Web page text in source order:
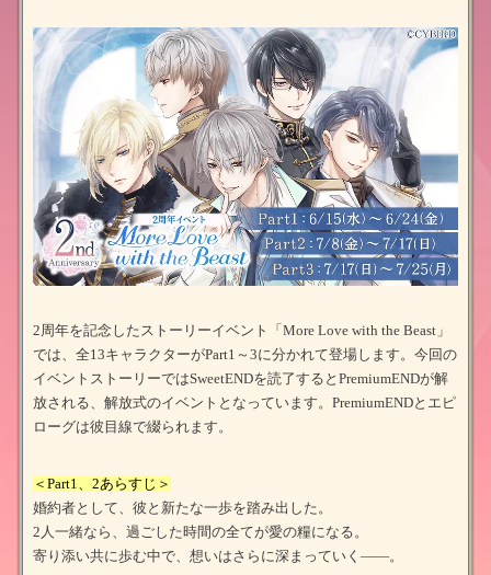
2周年を記念したストーリーイベント「More Love with the Beast」
では、全13キャラクターがPart1～3に分かれて登場します。今回の
イベントストーリーではSweetENDを読了するとPremiumENDが解
放される、解放式のイベントとなっています。PremiumENDとエピ
ローグは彼目線で綴られます。
＜Part1、2あらすじ＞
婚約者として、彼と新たな一歩を踏み出した。
2人一緒なら、過ごした時間の全てが愛の糧になる。
寄り添い共に歩む中で、想いはさらに深まっていく――。